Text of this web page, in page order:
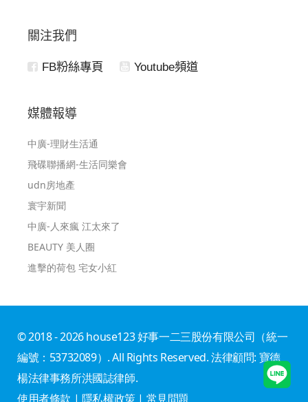
關注我們
FB粉絲專頁 Youtube頻道
媒體報導
中廣-理財生活通
飛碟聯播網-生活同樂會
udn房地產
寰宇新聞
中廣-人來瘋 江太來了
BEAUTY 美人圈
進擊的荷包 宅女小紅
© 2018 - 2026 house123 好事一二三股份有限公司（統一
編號：53732089）. All Rights Reserved. 法律顧問: 寶德
楊法律事務所洪國誌律師.
使用者條款 | 隱私權政策| 常見問題